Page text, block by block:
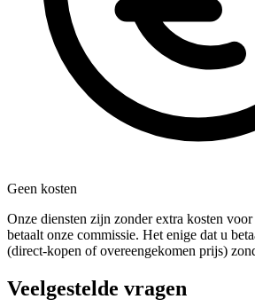
Geen kosten
Onze diensten zijn zonder extra kosten
betaalt onze commissie. Het enige dat u
(direct-kopen of overeengekomen prijs)
Veelgestelde vragen